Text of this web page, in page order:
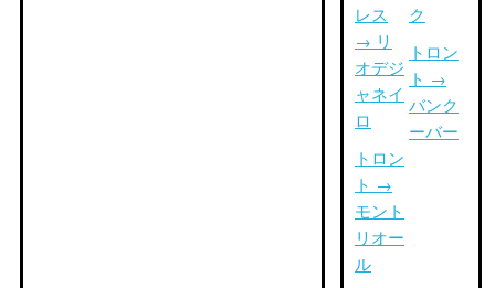
レス
→ リ
オデジ
ャネイ
ロ
トロン
ト →
モント
リオー
ル
ク
トロン
ト →
バンク
ーバー